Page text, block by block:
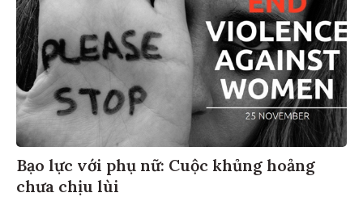
Bạo lực với phụ nữ: Cuộc khủng hoảng
chưa chịu lùi